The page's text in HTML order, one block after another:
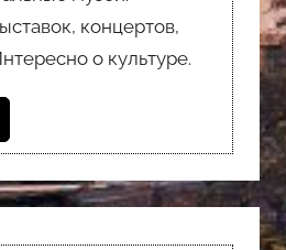
концертов,
о культуре.